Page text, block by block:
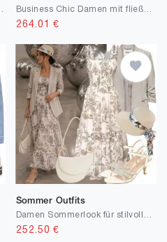
264.01 €
Sommer Outfits
252.50 €